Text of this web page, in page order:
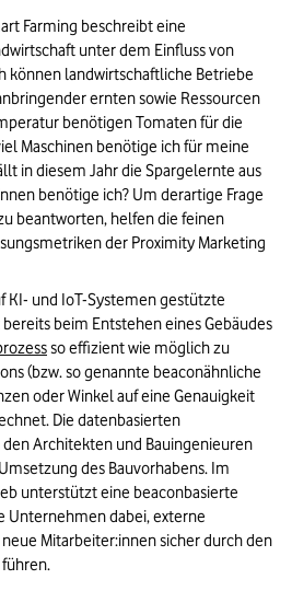
Farming beschreibt eine
unter dem Einfluss von
können landwirtschaftliche Betriebe
ernten sowie Ressourcen
benötigen Tomaten für die
Maschinen benötige ich für meine
in diesem Jahr die Spargelernte aus
benötige ich? Um derartige Frage
beantworten, helfen die feinen
der Proximity Marketing
KI- und IoT-Systemen gestützte
beim Entstehen eines Gebäudes
so effizient wie möglich zu
(bzw. so genannte beaconähnliche
oder Winkel auf eine Genauigkeit
Die datenbasierten
Architekten und Bauingenieuren
des Bauvorhabens. Im
unterstützt eine beaconbasierte
Unternehmen dabei, externe
Mitarbeiter:innen sicher durch den